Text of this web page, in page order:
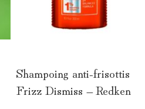
Shampoing anti-frisottis
Frizz Dismiss – Redken